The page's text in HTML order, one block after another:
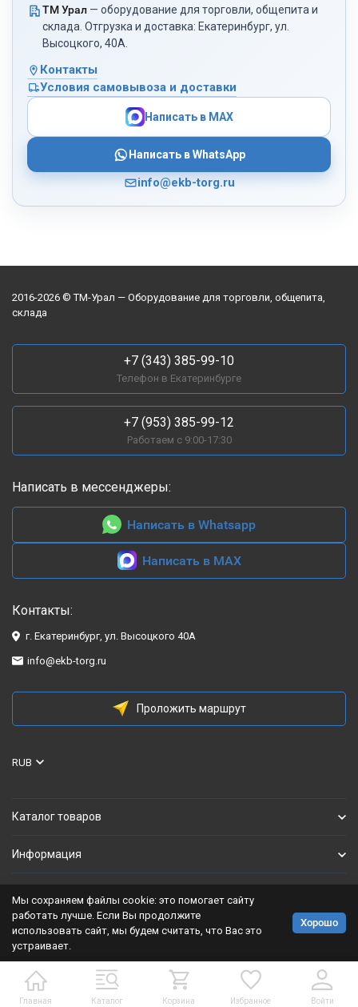
🔹 Сборно-разборные модели — удобны для мастерских с
изменяемой конфигурацией хранения.
🔹 Паллетные системы — подходят для крупных автосервисов,
Как выбрать стеллажи для автосервиса?
🔹 Грузоподъемность — выбирайте модели с усиленными
полками, способными выдерживать вес тяжелых деталей и
инструментов.
🔹 Материал — металлические конструкции с порошковым
покрытием защищены от коррозии и долговечны.
🔹 Размеры и количество полок — определяются объемом
хранимых запчастей и площадью автосервиса.
🔹 Модульность — возможность добавления дополнительных
увеличении оборотов.
для вашего автосервиса!
ТМ Урал — оборудование для торговли, общепита и
склада. Отгрузка и доставка: Екатеринбург, ул.
Высоцкого, 40А.
Контакты
Условия самовывоза и доставки
Написать в MAX
Написать в WhatsApp
info@ekb-torg.ru
Главная Каталог Корзина Избранное Войти
2016-2026 © ТМ-Урал — Оборудование для торговли, общепита,
склада
+7 (343) 385-99-10
Телефон в Екатеринбурге
+7 (953) 385-99-12
Работаем с 9:00-17:30
Написать в мессенджеры:
Написать в Whatsapp
Написать в MAX
Контакты:
г. Екатеринбург, ул. Высоцкого 40А
info@ekb-torg.ru
Проложить маршрут
RUB
Каталог товаров
Информация
Политика персональных данных
Разработано вbodysite.ru
Мы сохраняем файлы cookie: это помогает сайту
работать лучше. Если Вы продолжите
использовать сайт, мы будем считать, что Вас это
устраивает.
Хорошо